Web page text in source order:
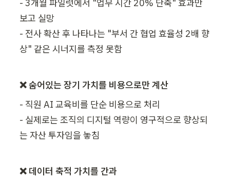
- 3개월 파일럿에서 "업무 시간 20% 단축" 효과만
보고 실망
- 전사 확산 후 나타나는 "부서 간 협업 효율성 2배 향
상" 같은 시너지를 측정 못함
❌ 숨어있는 장기 가치를 비용으로만 계산
- 직원 AI 교육비를 단순 비용으로 처리
- 실제로는 조직의 디지털 역량이 영구적으로 향상되
는 자산 투자임을 놓침
❌ 데이터 축적 가치를 간과